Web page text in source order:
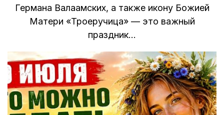
Германа Валаамских, а также икону Божией
Матери «Троеручица» — это важный
праздник…